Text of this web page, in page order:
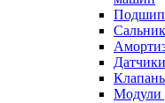
Модули